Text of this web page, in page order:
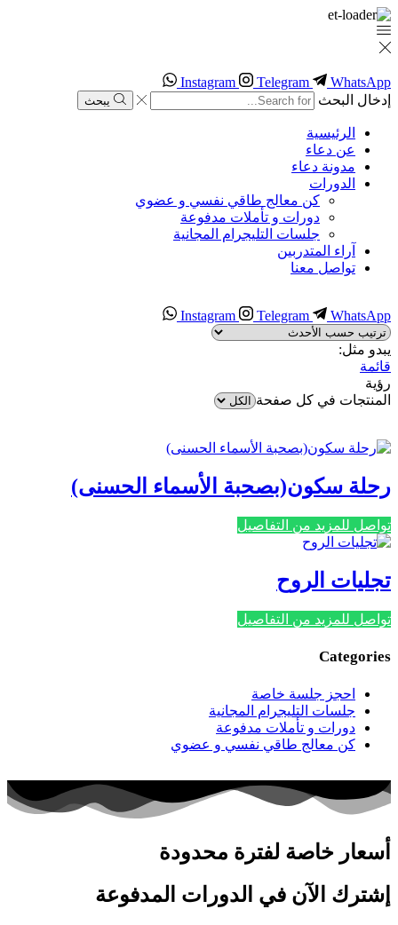
Instagram Telegram
WhatsApp
إدخال البحث
يبحث
الرئيسية
عن دعاء
مدونة دعاء
الدورات
كن معالج طاقي نفسي و عضوي
دورات و تأملات مدفوعة
جلسات التليجرام المجانية
آراء المتدربين
تواصل معنا
Instagram Telegram WhatsApp
يبدو مثل:
قائمة
رؤية
المنتجات في كل صفحة
رحلة سكون(بصحبة الأسماء الحسنى)
تواصل للمزيد من التفاصيل
تجليات الروح
تواصل للمزيد من التفاصيل
Categories
احجز جلسة خاصة
جلسات التليجرام المجانية
دورات و تأملات مدفوعة
كن معالج طاقي نفسي و عضوي
أسعار خاصة لفترة محدودة
إشترك الآن في الدورات المدفوعة